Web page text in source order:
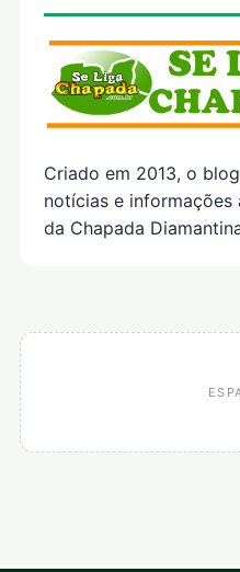
Criado em 2013, o
notícias e informações
da Chapada